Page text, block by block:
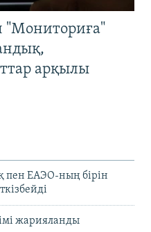
"Мониториға"
арқылы
пен ЕАЭО-ның бірін
жарияланды